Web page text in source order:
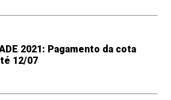
2021: Pagamento da cota
12/07